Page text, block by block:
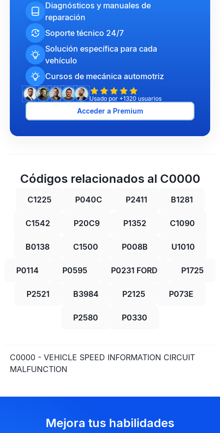
Diagnósticos y manuales de
reparación
Soporte técnico 24/7
Solución específica para cada
vehículo
Cursos de mecánica automotriz
Usado por +1320 usuarios
Acceder a Premium
Códigos relacionados al C0000
C1225 P040C P2411 B1281
C1542 P20C9 P1352 C1090
B0138 C1500 P008B U1010
P0114 P0595 P0231 FORD P1725
P2521 B3984 P2125 P073E
P2580 P0330
C0000 - VEHICLE SPEED INFORMATION CIRCUIT
MALFUNCTION
Mejora tus habilidades